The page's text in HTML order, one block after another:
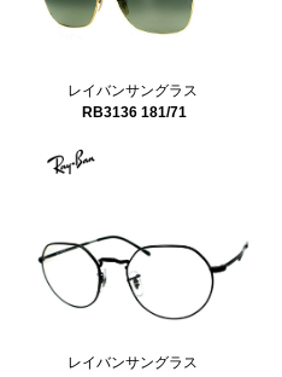
レイバンサングラス
RB3136 181/71
レイバンサングラス